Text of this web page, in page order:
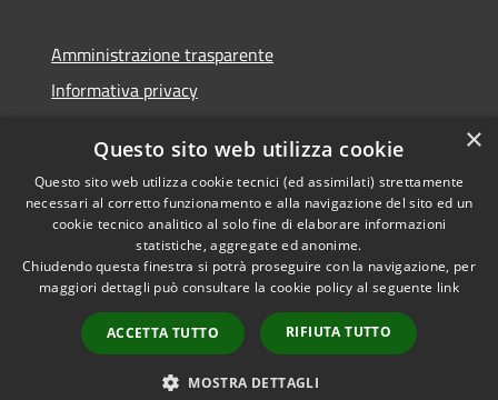
Amministrazione trasparente
Informativa privacy
Dichiarazione di accessibilità
RSS
Accessibilità
Copyright © 2026 • Comune di
Bolano • Powered by
Municipium•
Accesso
redazione
×
Questo sito web utilizza cookie
Questo sito web utilizza cookie tecnici (ed assimilati) strettamente
necessari al corretto funzionamento e alla navigazione del sito ed un
cookie tecnico analitico al solo fine di elaborare informazioni
statistiche, aggregate ed anonime.
Chiudendo questa finestra si potrà proseguire con la navigazione, per
maggiori dettagli può consultare la cookie policy al seguente link
ACCETTA TUTTO RIFIUTA TUTTO
MOSTRA DETTAGLI